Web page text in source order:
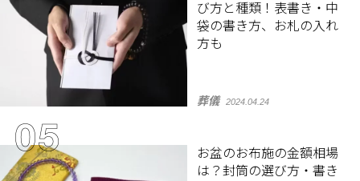
び方と種類！表書き・中
袋の書き方、お札の入れ
方も
葬儀 2024.04.24
お盆のお布施の金額相場
は？封筒の選び方・書き